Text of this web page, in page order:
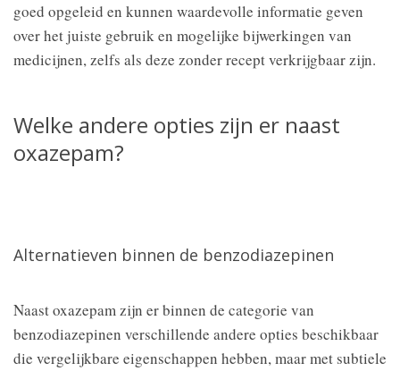
goed opgeleid en kunnen waardevolle informatie geven
over het juiste gebruik en mogelijke bijwerkingen van
medicijnen, zelfs als deze zonder recept verkrijgbaar zijn.
Welke andere opties zijn er naast
oxazepam?
Alternatieven binnen de benzodiazepinen
Naast oxazepam zijn er binnen de categorie van
benzodiazepinen verschillende andere opties beschikbaar
die vergelijkbare eigenschappen hebben, maar met subtiele